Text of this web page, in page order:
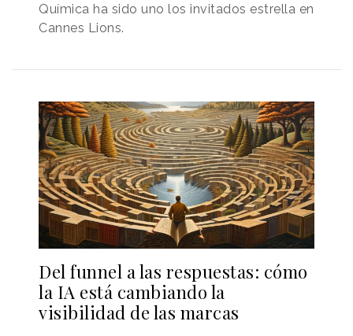
Química ha sido uno los invitados estrella en
Cannes Lions.
Del funnel a las respuestas: cómo
la IA está cambiando la
visibilidad de las marcas